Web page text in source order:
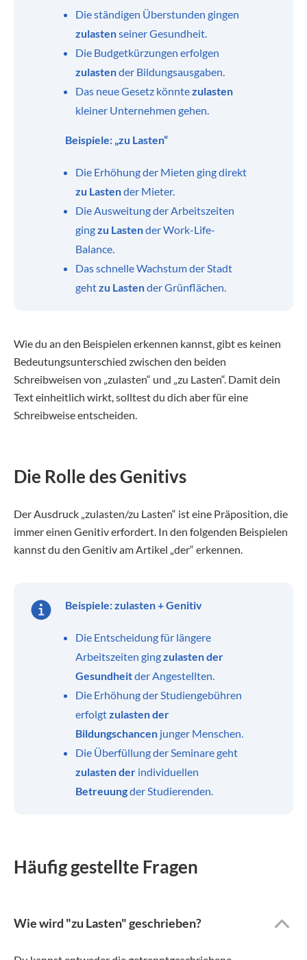
Die ständigen Überstunden gingen
zulastenseiner Gesundheit.
Die Budgetkürzungen erfolgen
zulastender Bildungsausgaben.
Das neue Gesetz könntezulasten
kleiner Unternehmen gehen.
Beispiele: „zu Lasten“
Die Erhöhung der Mieten ging direkt
zu Lastender Mieter.
Die Ausweitung der Arbeitszeiten
gingzu Lastender Work-Life-
Balance.
Das schnelle Wachstum der Stadt
gehtzu Lastender Grünflächen.
Wie du an den Beispielen erkennen kannst, gibt es keinen
Bedeutungsunterschied zwischen den beiden
Schreibweisen von „zulasten“ und „zu Lasten“. Damit dein
Text einheitlich wirkt, solltest du dich aber für eine
Schreibweise entscheiden.
Die Rolle des Genitivs
Der Ausdruck „zulasten/zu Lasten“ ist eine Präposition, die
immer einen Genitiv erfordert. In den folgenden Beispielen
kannst du den Genitiv am Artikel „der“ erkennen.
Beispiele: zulasten + Genitiv
Die Entscheidung für längere
Arbeitszeiten gingzulasten der
Gesundheitder Angestellten.
Die Erhöhung der Studiengebühren
erfolgtzulasten der
Bildungschancen junger Menschen.
Die Überfüllung der Seminare geht
zulasten der individuellen
Betreuungder Studierenden.
Häufig gestellte Fragen
Wie wird "zu Lasten" geschrieben?